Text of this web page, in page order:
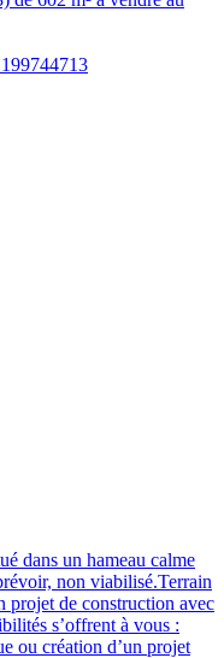
dans un hameau calme
non viabilisé.Terrain
projet de construction avec
s’offrent à vous :
ou création d’un projet